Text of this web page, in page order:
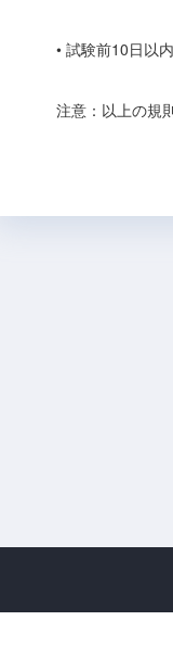
• 試験前10日以
注意：以上の規